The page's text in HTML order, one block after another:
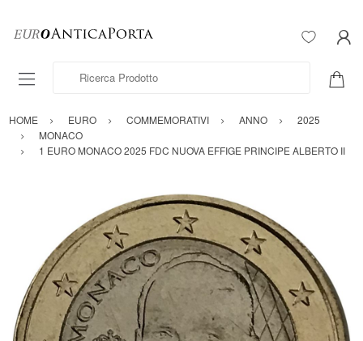
Ricerca Prodotto
HOME EURO COMMEMORATIVI ANNO
2025
MONACO
1 EURO MONACO 2025 FDC NUOVA EFFIGE PRINCIPE ALBERTO II